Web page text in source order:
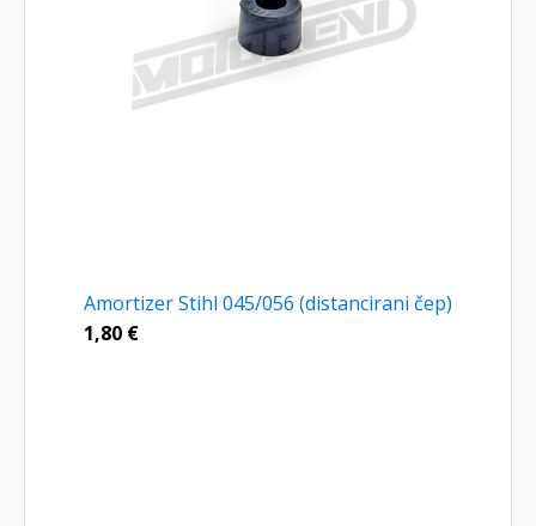
Amortizer Stihl 045/056 (distancirani čep)
1,80 €